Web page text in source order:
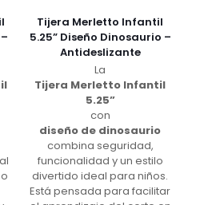
Tijera Merletto Infantil
5.25” Diseño Dinosaurio –
Antideslizante
La
Tijera Merletto Infantil
5.25”
con
diseño de dinosaurio
combina seguridad,
funcionalidad y un estilo
divertido ideal para niños.
Está pensada para facilitar